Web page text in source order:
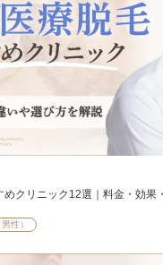
めクリニック12選｜料金・効果
性）